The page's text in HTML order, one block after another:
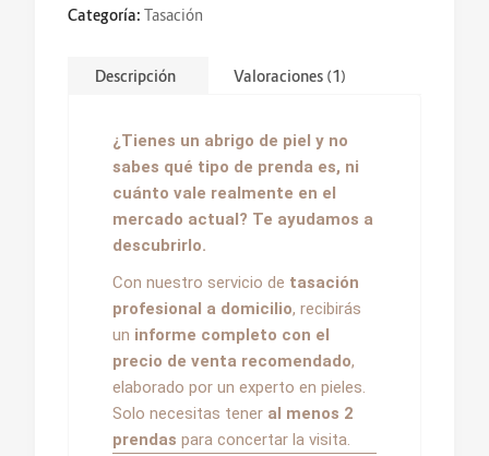
Categoría: Tasación
Descripción Valoraciones (1)
¿Tienes un abrigo de piel y no
sabes qué tipo de prenda es, ni
cuánto vale realmente en el
mercado actual? Te ayudamos a
descubrirlo.
Con nuestro servicio de tasación
profesional a domicilio, recibirás
un informe completo con el
precio de venta recomendado,
elaborado por un experto en pieles.
Solo necesitas tener al menos 2
prendas para concertar la visita.